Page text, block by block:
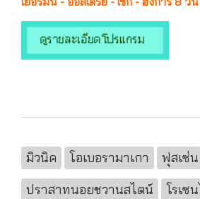
มิวนิค โอเบอรามาเกา
ฟุสเซ่น
ปราสาทนอยชวานสไตน์
โรเซ